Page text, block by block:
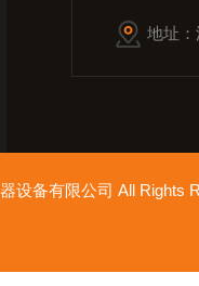
地址
设备有限公司 All